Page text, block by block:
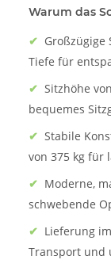
Warum das
✔ Großzügige
Tiefe für
✔ Sitzhöhe
bequemes
✔ Stabile
von 375 kg für
✔ Moderne,
schwebende
✔ Lieferung
Transport und